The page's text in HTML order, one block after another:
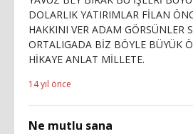
DOLARLIK YATIRIMLAR FİLAN
HAKKINI VER ADAM GÖRSÜNLER
ORTALIGADA BİZ BÖYLE BÜYÜK
HİKAYE ANLAT MİLLETE.
14 yıl önce
Ne mutlu sana